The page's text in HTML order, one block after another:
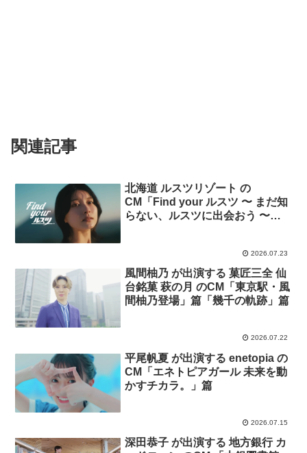
関連記事
北海道 ルスツリゾート の
CM「Find your ルスツ 〜 まだ知
らない、ルスツに出会おう 〜」
2026.07.23
風間柚乃 が出演する 菓匠三全 仙
台銘菓 萩の月 のCM「東京駅・風
間柚乃登場」篇「幾千の軌跡」篇
2026.07.22
平尾帆夏 が出演する enetopia の
CM「エネトピアガール 未来を動
かすチカラ。」篇
2026.07.15
深田恭子 が出演する 地方銀行 カ